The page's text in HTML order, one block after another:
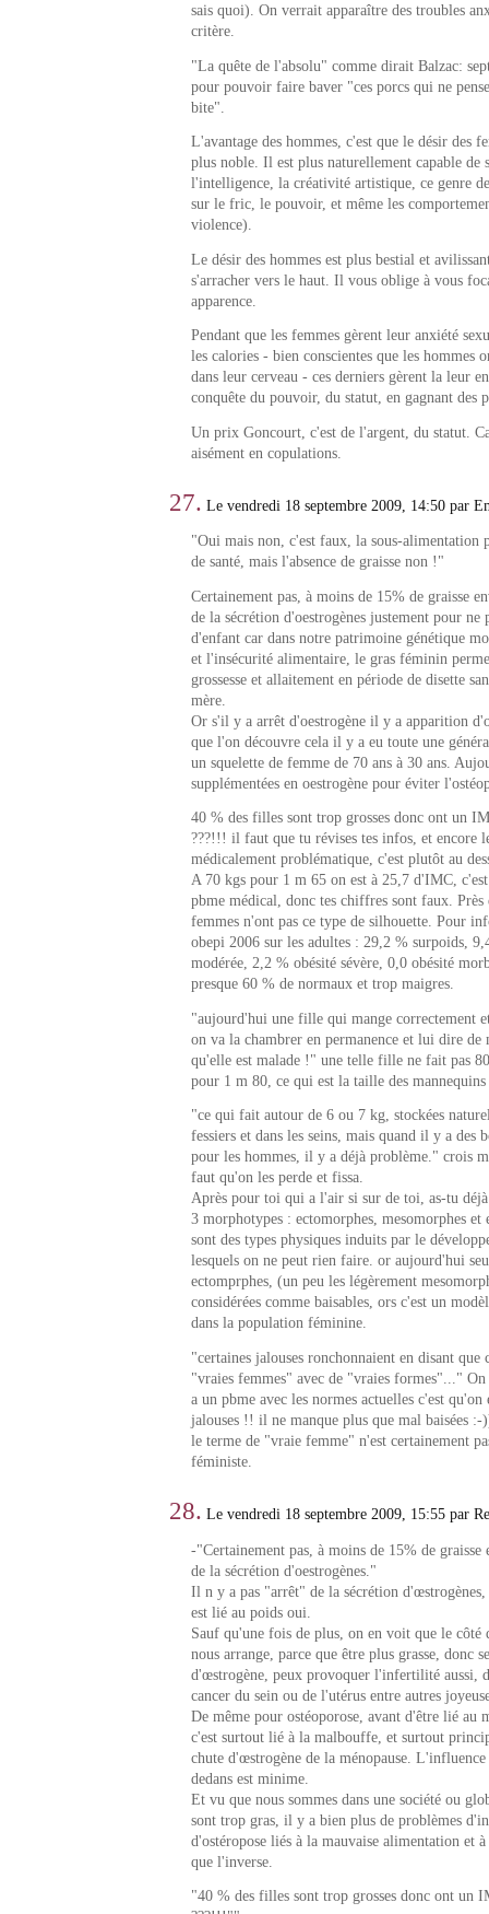
sais quoi). On verrait apparaître des troubles
critère.
"La quête de l'absolu" comme dirait Balzac:
pour pouvoir faire baver "ces porcs qui ne
bite".
L'avantage des hommes, c'est que le désir des
plus noble. Il est plus naturellement capable de
l'intelligence, la créativité artistique, ce genre
sur le fric, le pouvoir, et même les
violence).
Le désir des hommes est plus bestial et
s'arracher vers le haut. Il vous oblige à vous
apparence.
Pendant que les femmes gèrent leur anxiété
les calories - bien conscientes que les hommes
dans leur cerveau - ces derniers gèrent la leur
conquête du pouvoir, du statut, en gagnant des
Un prix Goncourt, c'est de l'argent, du statut.
aisément en copulations.
27. Le vendredi 18 septembre 2009, 14:50 par
"Oui mais non, c'est faux, la sous-alimentation
de santé, mais l'absence de graisse non !"
Certainement pas, à moins de 15% de graisse
de la sécrétion d'oestrogènes justement pour
d'enfant car dans notre patrimoine génétique
et l'insécurité alimentaire, le gras féminin
grossesse et allaitement en période de disette
mère.
Or s'il y a arrêt d'oestrogène il y a apparition
que l'on découvre cela il y a eu toute une
un squelette de femme de 70 ans à 30 ans.
supplémentées en oestrogène pour éviter
40 % des filles sont trop grosses donc ont un
???!!! il faut que tu révises tes infos, et encore
médicalement problématique, c'est plutôt au
A 70 kgs pour 1 m 65 on est à 25,7 d'IMC, c'est
pbme médical, donc tes chiffres sont faux. Près
femmes n'ont pas ce type de silhouette. Pour
obepi 2006 sur les adultes : 29,2 % surpoids,
modérée, 2,2 % obésité sévère, 0,0 obésité
presque 60 % de normaux et trop maigres.
"aujourd'hui une fille qui mange correctement
on va la chambrer en permanence et lui dire de
qu'elle est malade !" une telle fille ne fait pas
pour 1 m 80, ce qui est la taille des mannequins
"ce qui fait autour de 6 ou 7 kg, stockées
fessiers et dans les seins, mais quand il y a des
pour les hommes, il y a déjà problème." crois
faut qu'on les perde et fissa.
Après pour toi qui a l'air si sur de toi, as-tu déjà
3 morphotypes : ectomorphes, mesomorphes et
sont des types physiques induits par le
lesquels on ne peut rien faire. or aujourd'hui
ectomprphes, (un peu les légèrement
considérées comme baisables, ors c'est un
dans la population féminine.
"certaines jalouses ronchonnaient en disant que
"vraies femmes" avec de "vraies formes"..."
a un pbme avec les normes actuelles c'est qu'on
jalouses !! il ne manque plus que mal baisées
le terme de "vraie femme" n'est certainement
féministe.
28. Le vendredi 18 septembre 2009, 15:55 par
-"Certainement pas, à moins de 15% de
de la sécrétion d'oestrogènes."
Il n y a pas "arrêt" de la sécrétion
est lié au poids oui.
Sauf qu'une fois de plus, on en voit que le côté
nous arrange, parce que être plus grasse, donc
d'œstrogène, peux provoquer l'infertilité aussi,
cancer du sein ou de l'utérus entre autres
De même pour ostéoporose, avant d'être lié au
c'est surtout lié à la malbouffe, et surtout
chute d'œstrogène de la ménopause.
dedans est minime.
Et vu que nous sommes dans une société ou
sont trop gras, il y a bien plus de problèmes
d'ostéropose liés à la mauvaise alimentation et
que l'inverse.
"40 % des filles sont trop grosses donc ont un